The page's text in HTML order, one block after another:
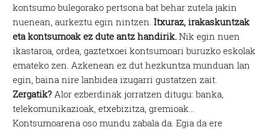
kontsumo bulegorako pertsona bat behar zutela jakin
nuenean, aurkeztu egin nintzen.Itxuraz, irakaskuntzak
eta kontsumoak ez dute antz handirik. Nik egin nuen
ikastaroa, ordea, gaztetxoei kontsumoari buruzko eskolak
emateko zen. Azkenean ez dut hezkuntza munduan lan
egin, baina nire lanbidea izugarri gustatzen zait.
Zergatik? Alor ezberdinak jorratzen ditugu: banka,
telekomunikazioak, etxebizitza, gremioak…
Kontsumoarena oso mundu zabala da. Egia da ere